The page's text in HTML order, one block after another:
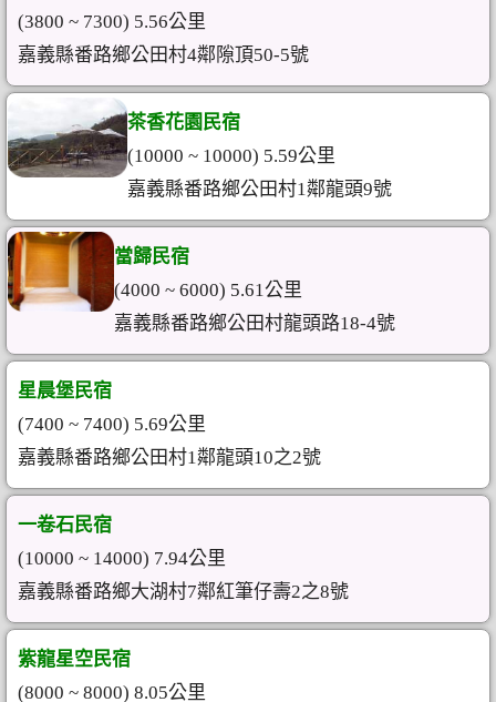
(3800 ~ 7300) 5.56公里
嘉義縣番路鄉公田村4鄰隙頂50-5號
茶香花園民宿
(10000 ~ 10000) 5.59公里
嘉義縣番路鄉公田村1鄰龍頭9號
當歸民宿
(4000 ~ 6000) 5.61公里
嘉義縣番路鄉公田村龍頭路18-4號
星晨堡民宿
(7400 ~ 7400) 5.69公里
嘉義縣番路鄉公田村1鄰龍頭10之2號
一卷石民宿
(10000 ~ 14000) 7.94公里
嘉義縣番路鄉大湖村7鄰紅筆仔壽2之8號
紫龍星空民宿
(8000 ~ 8000) 8.05公里